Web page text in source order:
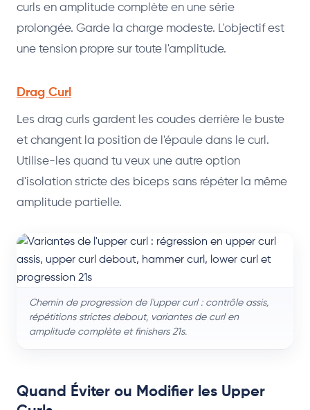
curls en amplitude complète en une série
prolongée. Garde la charge modeste. L'objectif est
une tension propre sur toute l'amplitude.
Drag Curl
Les drag curls gardent les coudes derrière le buste
et changent la position de l'épaule dans le curl.
Utilise-les quand tu veux une autre option
d'isolation stricte des biceps sans répéter la même
amplitude partielle.
Chemin de progression de l'upper curl : contrôle assis,
répétitions strictes debout, variantes de curl en
amplitude complète et finishers 21s.
Quand Éviter ou Modifier les Upper